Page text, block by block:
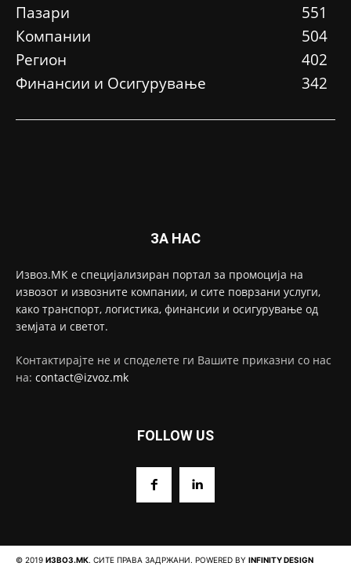
Пазари
551
Компании
504
Регион
402
Финансии и Осигурување
342
ЗА НАС
Извоз.МК е специјализиран портал за промоција на
извозот и извозните компании, и сите поврзани услуги,
како транспорт, логистика, финансии и осигурување од
земјата и светот.
Контактирајте не и споделете ги Вашите приказни со нас
на: contact@izvoz.mk
FOLLOW US
© 2019 ИЗВОЗ.МК. СИТЕ ПРАВА ЗАДРЖАНИ. POWERED BY INFINITY DESIGN